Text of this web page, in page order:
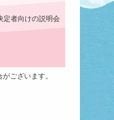
定者向けの説明会
ございます。